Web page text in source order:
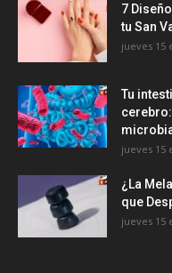
7
tu San
jueves 15
Tu
jueves 15
¿La
que
jueves 15